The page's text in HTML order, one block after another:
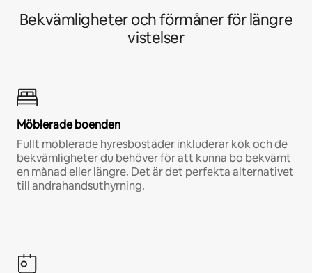
Bekvämligheter och förmåner för längre
vistelser
Möblerade boenden
Fullt möblerade hyresbostäder inkluderar kök och de
bekvämligheter du behöver för att kunna bo bekvämt
en månad eller längre. Det är det perfekta alternativet
till andrahandsuthyrning.